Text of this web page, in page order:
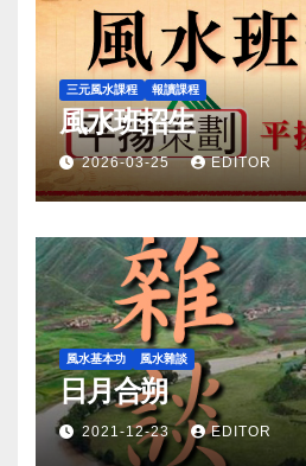
三元風水課程 報讀課程
風水班招生
2026-03-25 EDITOR
風水基本功 風水雜談
日月合朔
2021-12-23 EDITOR